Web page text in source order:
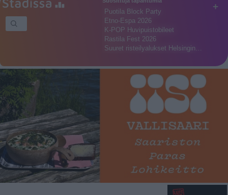
+
Puotila Block Party
Etno-Espa 2026
K-POP Huvipuistobileet
Rastila Fest 2026
Suuret risteilyalukset Helsingin…